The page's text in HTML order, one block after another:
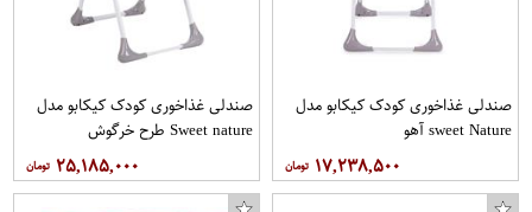
صندلی غذاخوری کودک کیکابو مدل
sweet Nature آهو
۱۷,۲۳۸,۵۰۰
صندلی غذاخوری کودک کیکابو مدل
Sweet nature طرح خرگوش
۲۵,۱۸۵,۰۰۰